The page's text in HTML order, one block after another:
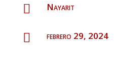
 Nayarit
 febrero 29, 2024